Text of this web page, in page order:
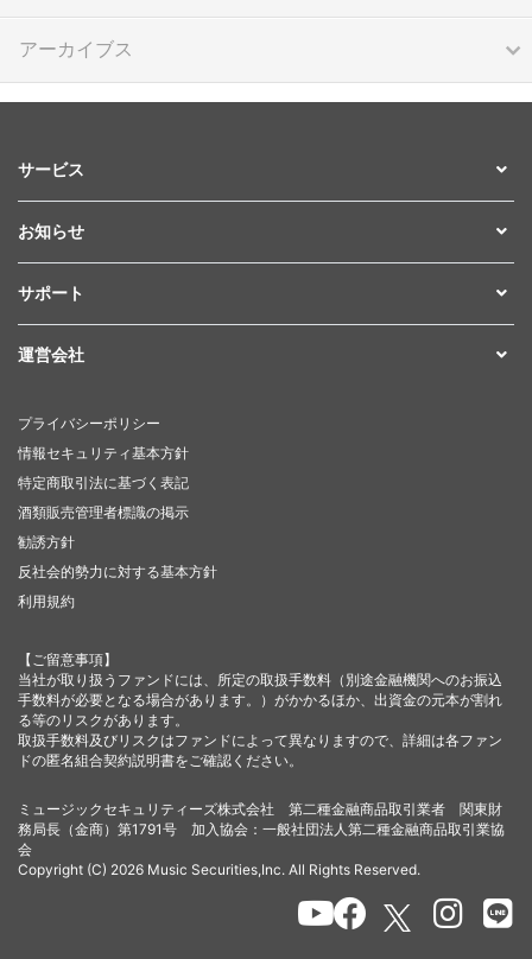
アーカイブス
サービス
お知らせ
サポート
運営会社
プライバシーポリシー
情報セキュリティ基本方針
特定商取引法に基づく表記
酒類販売管理者標識の掲示
勧誘方針
反社会的勢力に対する基本方針
利用規約
【ご留意事項】
当社が取り扱うファンドには、所定の取扱手数料（別途金融機関へのお振込
手数料が必要となる場合があります。）がかかるほか、出資金の元本が割れ
る等のリスクがあります。
取扱手数料及びリスクはファンドによって異なりますので、詳細は各ファン
ドの匿名組合契約説明書をご確認ください。
ミュージックセキュリティーズ株式会社 第二種金融商品取引業者 関東財
務局長（金商）第1791号 加入協会：一般社団法人第二種金融商品取引業協
会
Copyright (C) 2026 Music Securities,Inc. All Rights Reserved.